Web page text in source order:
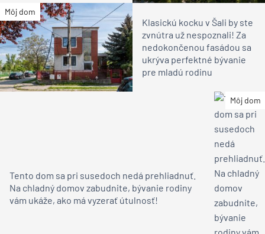
Môj dom
Klasickú kocku v Šali by ste
zvnútra už nespoznali! Za
nedokončenou fasádou sa
ukrýva perfektné bývanie
pre mladú rodinu
Môj dom
Tento dom sa pri susedoch nedá prehliadnuť.
Na chladný domov zabudnite, bývanie rodiny
vám ukáže, ako má vyzerať útulnosť!